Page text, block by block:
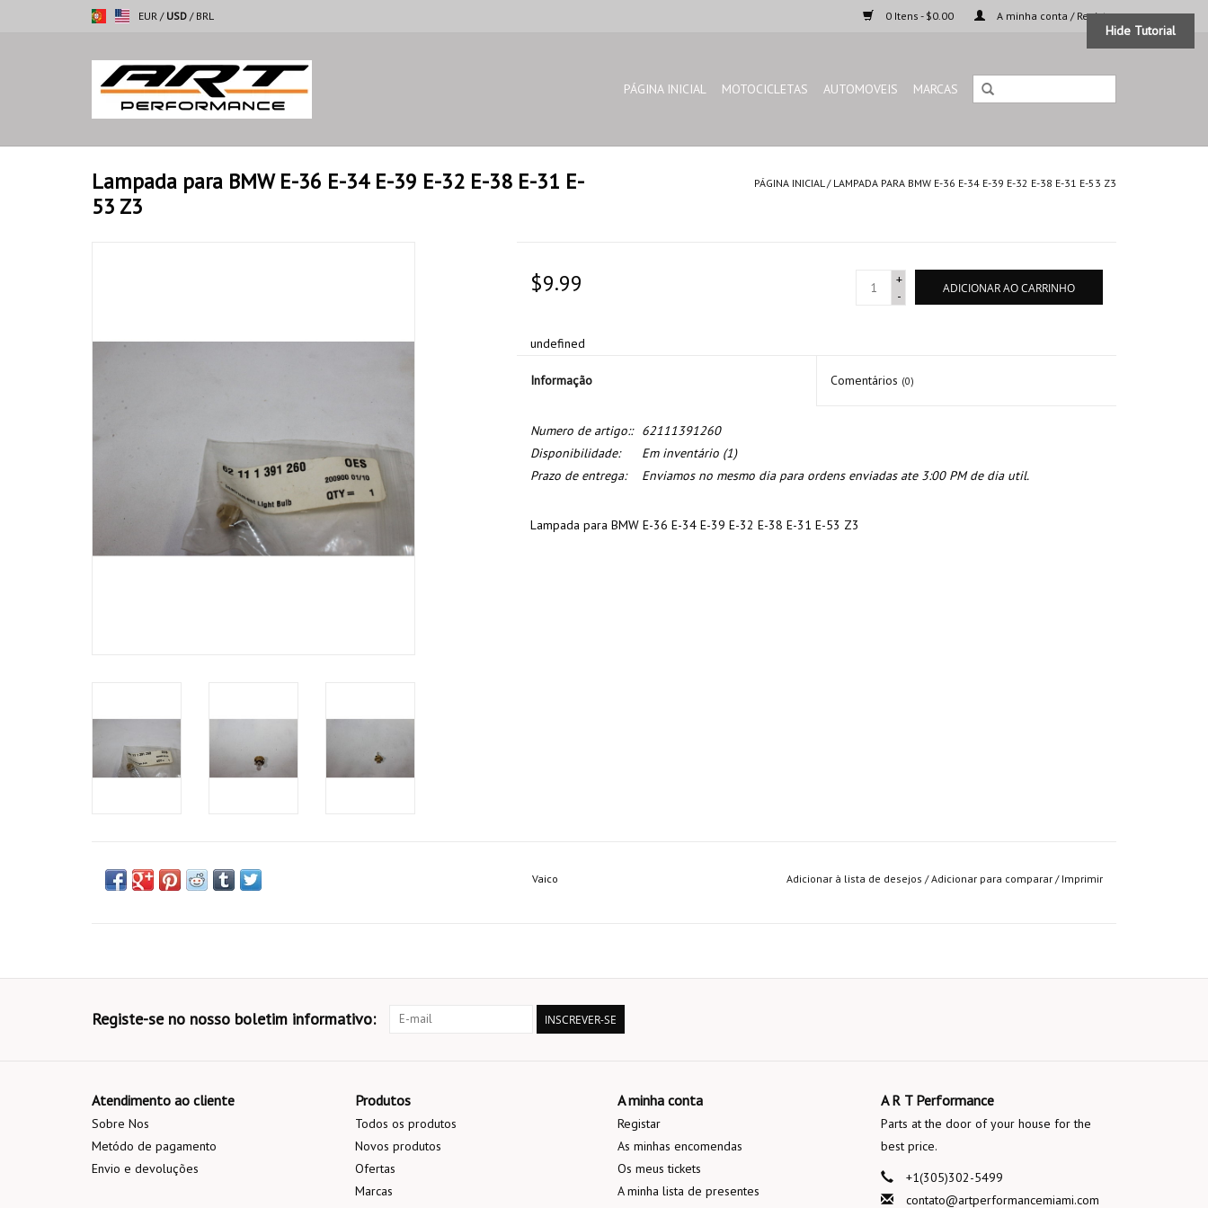
EUR / USD / BRL 0 Itens - $0.00 A minha conta / Registar
PÁGINA INICIAL MOTOCICLETAS AUTOMOVEIS MARCAS
Lampada para BMW E-36 E-34 E-39 E-32 E-38 E-31 E-
53 Z3
PÁGINA INICIAL/ LAMPADA PARA BMW E-36 E-34 E-39 E-32 E-38 E-31 E-53 Z3
$9.99
+
-
ADICIONAR AO CARRINHO
undefined
Informação Comentários (0)
Numero de artigo::
62111391260
Disponibilidade:
Em inventário(1)
Prazo de entrega:
Enviamos no mesmo dia para ordens enviadas ate 3:00 PM de dia util.
Lampada para BMW E-36 E-34 E-39 E-32 E-38 E-31 E-53 Z3
Vaico Adicionar à lista de desejos /Adicionar para comparar / Imprimir
Registe-se no nosso boletim informativo: INSCREVER-SE
Atendimento ao cliente
Sobre Nos
Metódo de pagamento
Envio e devoluções
Produtos
Todos os produtos
Novos produtos
Ofertas
Marcas
A minha conta
Registar
As minhas encomendas
Os meus tickets
A minha lista de presentes
A R T Performance
Parts at the door of your house for the
best price.
+1(305)302-5499
contato@artperformancemiami.com
Hide Tutorial